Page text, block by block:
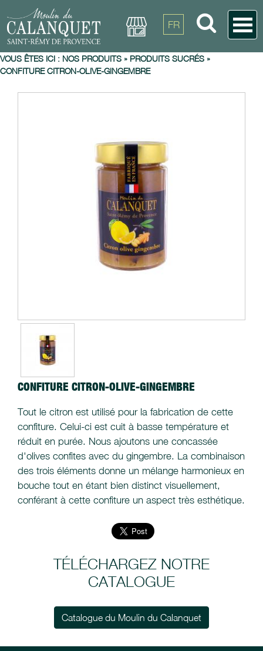
FR
VOUS ÊTES ICI : NOS PRODUITS » PRODUITS SUCRÉS »
CONFITURE CITRON-OLIVE-GINGEMBRE
CONFITURE CITRON-OLIVE-GINGEMBRE
Tout le citron est utilisé pour la fabrication de cette
confiture. Celui-ci est cuit à basse température et
réduit en purée. Nous ajoutons une concassée
d'olives confites avec du gingembre. La combinaison
des trois éléments donne un mélange harmonieux en
bouche tout en étant bien distinct visuellement,
conférant à cette confiture un aspect très esthétique.
TÉLÉCHARGEZ NOTRE
CATALOGUE
Catalogue du Moulin du Calanquet